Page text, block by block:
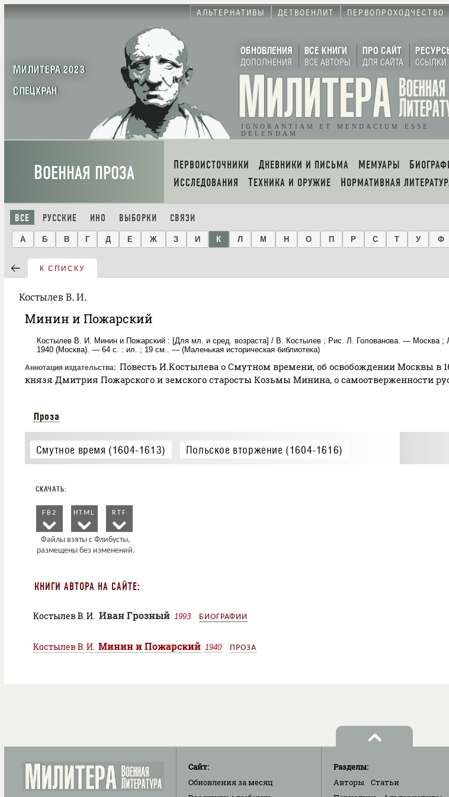
АЛЬТЕРНАТИВЫ ДЕТВОЕНЛИТ ПЕРВОПРОХОДЧЕСТВО
МИЛИТЕРА 2023
СПЕЦХРАН
ОБНОВЛЕНИЯ
ДОПОЛНЕНИЯ
ВСЕ КНИГИ
ВСЕ АВТОРЫ
ПРО САЙТ
ДЛЯ САЙТА ССЫЛКИ
IGNORANTIAM ET MENDACIUM ESSE
DELENDAM
ВОЕННАЯ ПРОЗА ПЕРВОИСТОЧНИКИ ДНЕВНИКИ И ПИСЬМА МЕМУАРЫ
ИССЛЕДОВАНИЯ
ТЕХНИКА И ОРУЖИЕ НОРМАТИВНАЯ
ВСЕ РУССКИЕ ИНО ВЫБОРКИ СВЯЗИ
А Б В Г Д Е Ж З И К Л М Н О П Р С Т У Ф
К СПИСКУ
Костылев В. И.
Минин и Пожарский
Костылев В. И. Минин и Пожарский : [Для мл. и сред. возраста] / В. Костылев ; Рис. Л. Голованова. — Москва ;
1940 (Москва). — 64 с. : ил. ; 19 см.. — (Маленькая историческая библиотека)
Аннотация издательства
Повесть И.Костылева о Смутном времени, об освобождении Москвы в
князя Дмитрия Пожарского и земского старосты Козьмы Минина, о самоотверженности
Проза
Смутное время (1604-1613) Польское вторжение (1604-1616)
FB2 HTML RTF
КНИГИ АВТОРА НА САЙТЕ:
Костылев В. И. Иван Грозный 1993 БИОГРАФИИ
Костылев В. И. Минин и Пожарский 1940 ПРОЗА
Сайт:
Обновленияза месяц
Разделы:
Авторы
Статьи